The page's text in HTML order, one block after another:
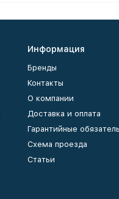
Информация
Бренды
Контакты
О компании
Доставка и оплата
Гарантийные
Схема проезда
Статьи